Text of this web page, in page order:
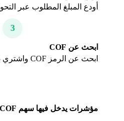
أودع المبلغ المطلوب عبر
3
ابحث عن COF
ابحث عن الرمز COF واشتري بالسعر المناسب
مؤشرات يدخل فيها سهم COF